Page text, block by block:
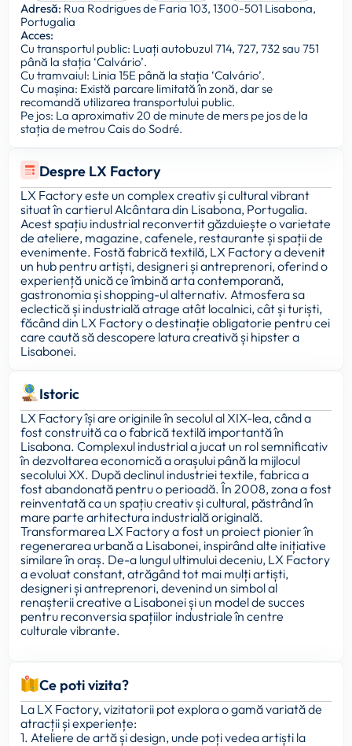
Despre LX Factory
LX Factory este un complex creativ și cultural vibrant
situat în cartierul Alcântara din Lisabona, Portugalia.
Acest spațiu industrial reconvertit găzduiește o varietate
de ateliere, magazine, cafenele, restaurante și spații de
evenimente. Fostă fabrică textilă, LX Factory a devenit
un hub pentru artiști, designeri și antreprenori, oferind o
experiență unică ce îmbină arta contemporană,
gastronomia și shopping-ul alternativ. Atmosfera sa
eclectică și industrială atrage atât localnici, cât și turiști,
făcând din LX Factory o destinație obligatorie pentru cei
care caută să descopere latura creativă și hipster a
Lisabonei.
Istoric
LX Factory își are originile în secolul al XIX-lea, când a
fost construită ca o fabrică textilă importantă în
Lisabona. Complexul industrial a jucat un rol semnificativ
în dezvoltarea economică a orașului până la mijlocul
secolului XX. După declinul industriei textile, fabrica a
fost abandonată pentru o perioadă. În 2008, zona a fost
reinventată ca un spațiu creativ și cultural, păstrând în
mare parte arhitectura industrială originală.
Transformarea LX Factory a fost un proiect pionier în
regenerarea urbană a Lisabonei, inspirând alte inițiative
similare în oraș. De-a lungul ultimului deceniu, LX Factory
a evoluat constant, atrăgând tot mai mulți artiști,
designeri și antreprenori, devenind un simbol al
renașterii creative a Lisabonei și un model de succes
pentru reconversia spațiilor industriale în centre
culturale vibrante.
Ce poti vizita?
La LX Factory, vizitatorii pot explora o gamă variată de
atracții și experiențe:
1. Ateliere de artă și design, unde poți vedea artiști la
Adresă: Rua Rodrigues de Faria 103, 1300-501 Lisabona,
Portugalia
Acces:
Cu transportul public: Luați autobuzul 714, 727, 732 sau 751
până la stația ‘Calvário’.
Cu tramvaiul: Linia 15E până la stația ‘Calvário’.
Cu mașina: Există parcare limitată în zonă, dar se
recomandă utilizarea transportului public.
Pe jos: La aproximativ 20 de minute de mers pe jos de la
stația de metrou Cais do Sodré.